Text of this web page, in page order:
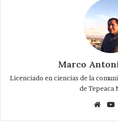
Marco
Licenciado en ciencias de la
de Tepeaca